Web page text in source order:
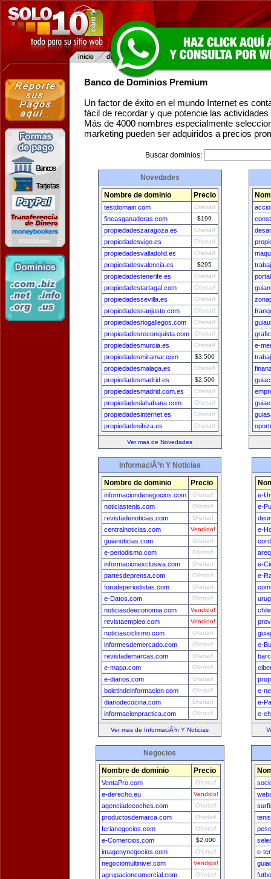
Banco de Dominios Premium
Un factor de éxito en el mundo Internet es
fácil de recordar y que potencie las
Más de 4000 nombres especialmente
marketing pueden ser adquiridos a precios
Buscar dominios:
Novedades
Nombre de dominio Precio
testdomain.com Ofertar!
fincasganaderas.com $199
propiedadeszaragoza.es Ofertar!
propiedadesvigo.es Ofertar!
propiedadesvalladolid.es Ofertar!
propiedadesvalencia.es $295
propiedadestenerife.es Ofertar!
propiedadestartagal.com Ofertar!
propiedadessevilla.es Ofertar!
propiedadessanjusto.com Ofertar!
propiedadesriogallegos.com Ofertar!
propiedadesreconquista.com Ofertar!
propiedadesmurcia.es Ofertar!
propiedadesmiramar.com $3,500
propiedadesmalaga.es Ofertar!
propiedadesmadrid.es $2,500
propiedadesmadrid.com.es Ofertar!
propiedadeslahabana.com Ofertar!
propiedadesinternet.es Ofertar!
propiedadesibiza.es Ofertar!
Ver mas de Novedades
e-
InformaciÃ³n Y Noticias
Nombre de dominio Precio
informaciondenegocios.com Ofertar!
noticiastenis.com Ofertar!
revistadenoticias.com Ofertar!
centralnoticias.com Vendido!
guianoticias.com Ofertar!
e-periodismo.com Ofertar!
informacionexclusiva.com Ofertar!
partesdeprensa.com Ofertar!
forodeperiodistas.com Ofertar!
e-Datos.com Ofertar!
noticiasdeeconomia.com Vendido!
revistaempleo.com Vendido!
noticiasciclismo.com Ofertar!
informesdemercado.com Ofertar!
revistademarcas.com Ofertar!
e-mapa.com Ofertar!
e-diarios.com Ofertar!
boletindeinformacion.com Ofertar!
diariodecocina.com Ofertar!
informacionpractica.com Ofertar!
Ver mas de InformaciÃ³n Y Noticias
e-
e-
e-
e-
e-
e-
e-
e-
e-
Negocios
Nombre de dominio Precio
VentaPro.com Ofertar!
e-derecho.eu Vendido!
agenciadecoches.com Ofertar!
productosdemarca.com Ofertar!
ferianegocios.com Ofertar!
e-Comercios.com $2,000
imagenynegocios.com Ofertar!
negociomultinivel.com Vendido!
agrupacioncomercial.com Ofertar!
e-